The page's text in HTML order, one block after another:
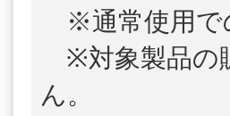
※通常使用で
※対象製品の
ん。